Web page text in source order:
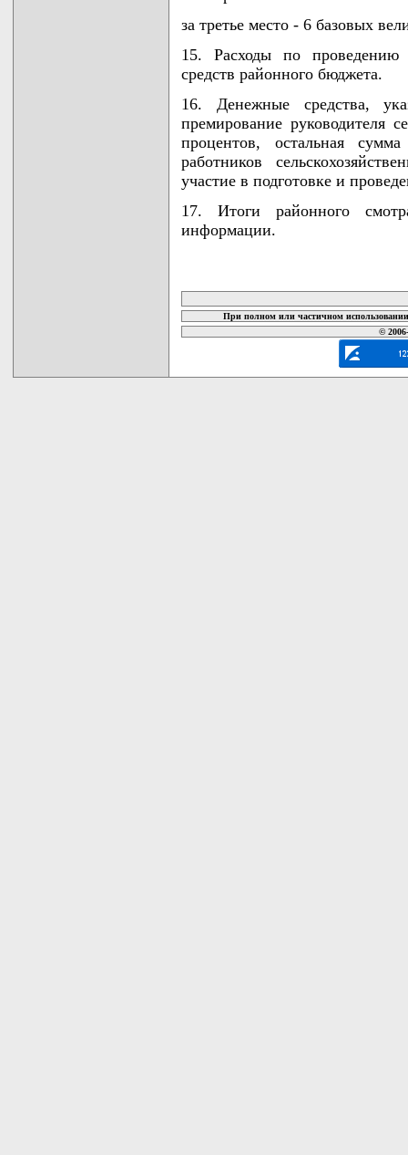
за третье место - 6 базовых
15. Расходы по проведению
средств районного бюджета.
16. Денежные средства,
премирование руководителя
процентов, остальная
работников
участие в подготовке и
17. Итоги районного
информации.
При полном или частичном
©